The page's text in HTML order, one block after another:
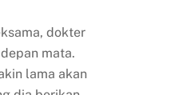
dokter
mata.
lama akan